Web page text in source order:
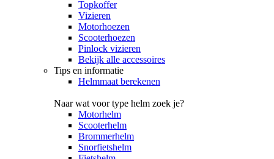
Topkoffer
Vizieren
Motorhoezen
Scooterhoezen
Pinlock vizieren
Bekijk alle accessoires
Tips en informatie
Helmmaat berekenen
Naar wat voor type helm zoek je?
Motorhelm
Scooterhelm
Brommerhelm
Snorfietshelm